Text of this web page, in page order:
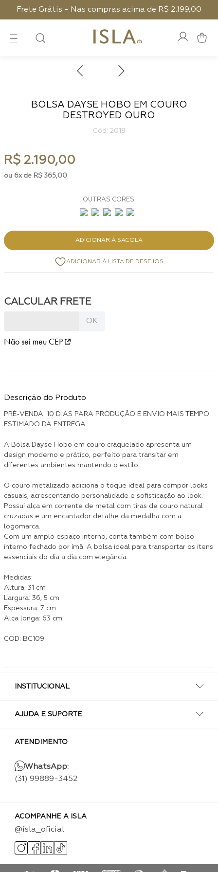
Frete Grátis - Nas compras acima de R$ 2.199,00
BOLSA DAYSE HOBO EM COURO
DESTROYED OURO
: 2018
R$ 2.190,00
6 R$ 365,00
ADICIONAR À SACOLA
Não sei meu CEP
Descrição do Produto
PRÉ-VENDA: 10 DIAS PARA PRODUÇÃO E ENVIO MAIS TEMPO
ESTIMADO DA ENTREGA.
A Bolsa Dayse Hobo em couro craquelado apresenta um
design moderno e prático, perfeito para transitar em
diferentes ambientes mantendo o estilo.
O couro metalizado adiciona o toque ideal para compor looks
casuais, acrescentando personalidade e sofisticação ao look.
Possui alça em corrente de metal com tiras de couro natural
cruzadas e um encantador detalhe da medalha com a
logomarca.
Com um amplo espaço interno, conta também com bolso
interno fechado por ímã. A bolsa ideal para transportar os itens
essenciais do dia a dia com elegância.
Medidas:
Altura: 31 cm
Largura: 36, 5 cm
Espessura: 7 cm
Alça longa: 63 cm
COD: BC109
INSTITUCIONAL
AJUDA E SUPORTE
ATENDIMENTO
WhatsApp:
(31) 99889-3452
ACOMPANHE A ISLA
@isla_oficial